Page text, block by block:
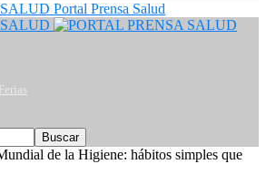
Portal Prensa Salud
de la Higiene: hábitos simples que